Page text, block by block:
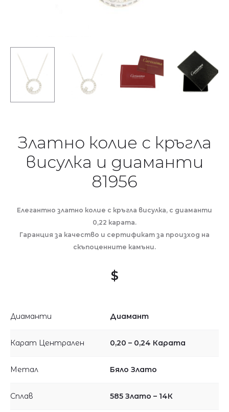
Златно колие с кръгла
висулка и диаманти
81956
Елегантно златно колие с кръгла висулка, с диаманти
0,22 карата.
Гаранция за качество и сертификат за произход на
скъпоценните камъни.
$
Диаманти Диамант
Карат Централен 0,20 – 0,24 Карата
Метал Бяло Злато
Сплав 585 Злато – 14К